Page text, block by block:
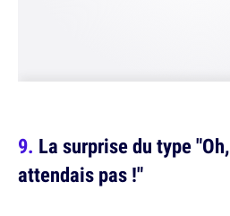
La surprise du type
attendais pas !"